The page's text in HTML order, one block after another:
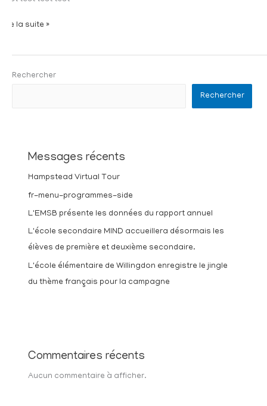
Lire la suite »
Rechercher
Rechercher
Messages récents
Hampstead Virtual Tour
fr-menu-programmes-side
L'EMSB présente les données du rapport annuel
L'école secondaire MIND accueillera désormais les
élèves de première et deuxième secondaire.
L'école élémentaire de Willingdon enregistre le jingle
du thème français pour la campagne
Commentaires récents
Aucun commentaire à afficher.